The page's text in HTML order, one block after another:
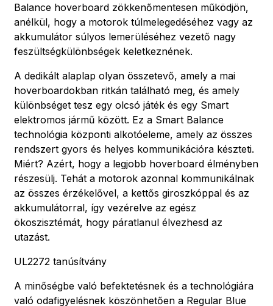
Balance hoverboard zökkenőmentesen működjön,
anélkül, hogy a motorok túlmelegedéséhez vagy az
akkumulátor súlyos lemerüléséhez vezető nagy
feszültségkülönbségek keletkeznének.
A dedikált alaplap olyan összetevő, amely a mai
hoverboardokban ritkán található meg, és amely
különbséget tesz egy olcsó játék és egy Smart
elektromos jármű között. Ez a Smart Balance
technológia központi alkotóeleme, amely az összes
rendszert gyors és helyes kommunikációra készteti.
Miért? Azért, hogy a legjobb hoverboard élményben
részesülj. Tehát a motorok azonnal kommunikálnak
az összes érzékelővel, a kettős giroszkóppal és az
akkumulátorral, így vezérelve az egész
ökoszisztémát, hogy páratlanul élvezhesd az
utazást.
UL2272 tanúsítvány
A minőségbe való befektetésnek és a technológiára
való odafigyelésnek köszönhetően a Regular Blue